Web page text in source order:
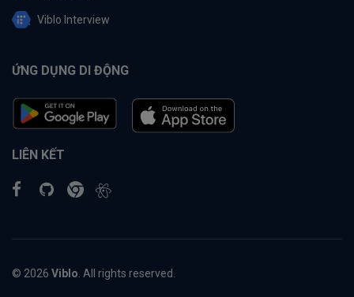
Viblo Interview
ỨNG DỤNG DI ĐỘNG
LIÊN KẾT
© 2026 Viblo . All rights reserved.